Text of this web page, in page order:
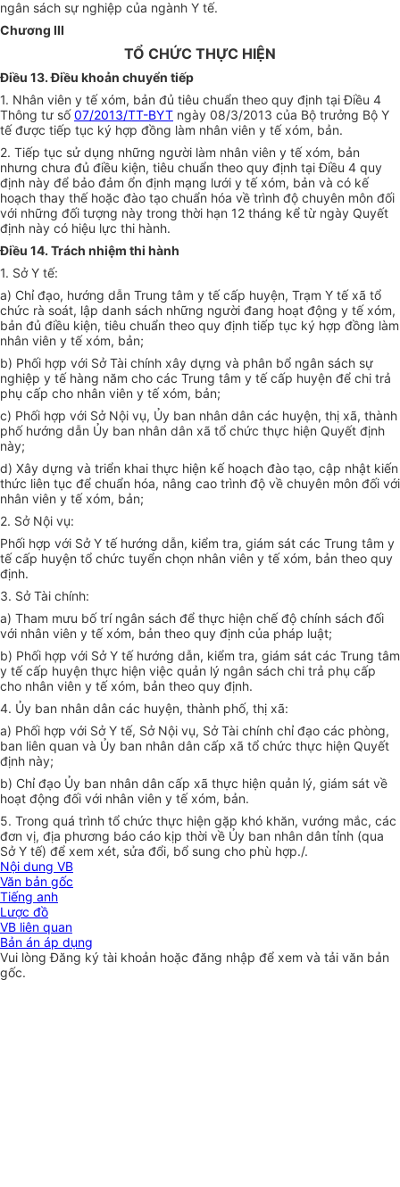
ngân sách sự nghiệp của ngành Y tế.
Chương III
TỔ CHỨC THỰC HIỆN
Điều 13. Điều khoản chuyển tiếp
1. Nhân viên y tế xóm, bản đủ tiêu chuẩn theo quy định tại Điều 4
Thông tư số07/2013/TT-BYT ngày 08/3/2013 của Bộ trưởng Bộ Y
tế được tiếp tục ký hợp đồng làm nhân viên y tế xóm, bản.
2. Tiếp tục sử dụng những người làm nhân viên y tế xóm, bản
nhưng chưa đủ điều kiện, tiêu chuẩn theo quy định tại Điều 4 quy
định này để bảo đảm ổn định mạng lưới y tế xóm, bản và có kế
hoạch thay thế hoặc đào tạo chuẩn hóa về trình độ chuyên môn đối
với những đối tượng này trong thời hạn 12 tháng kể từ ngày Quyết
định này có hiệu lực thi hành.
Điều 14. Trách nhiệm thi hành
1. SởY tế:
a) Chỉ đạo, hướng dẫn Trung tâm y tế cấp huyện, Trạm Y tế xã tổ
chức rà soát, lập danh sách những người đang hoạt động y tế xóm,
bản đủ điều kiện, tiêu chuẩn theo quy định tiếp tục ký hợp đồng làm
nhân viên y tế xóm, bản;
b) Phối hợp với Sở Tài chính xây dựng và phân bổ ngân sách sự
nghiệp y tế hàng năm cho các Trung tâm y tế cấp huyện để chi trả
phụ cấp cho nhân viên y tế xóm, bản;
c) Phối hợp với Sở Nội vụ, Ủy ban nhân dân các huyện, thị xã, thành
phố hướng dẫn Ủy ban nhân dân xã tổ chức thực hiện Quyết định
này;
d) Xây dựng và triển khai thực hiện kế hoạch đào tạo, cập nhật kiến
thức liên tục để chuẩn hóa, nâng cao trình độ về chuyên môn đối với
nhân viên y tế xóm, bản;
2. Sở Nội vụ:
Phối hợp với Sở Y tế hướng dẫn, kiểm tra, giám sát các Trung tâm y
tế cấp huyện tổ chức tuyển chọn nhân viên y tế xóm, bản theo quy
định.
3. Sở Tài chính:
a) Tham mưu bố trí ngân sách để thực hiện chế độ chính sách đối
với nhân viên y tế xóm, bản theo quy định của pháp luật;
b) Phối hợp với Sở Y tế hướng dẫn, kiểm tra, giám sát các Trung tâm
y tế cấp huyện thực hiện việc quản lý ngân sách chi trả phụ cấp
cho nhân viên y tế xóm, bản theo quy định.
4. Ủy ban nhân dân các huyện, thành phố, thị xã:
a) Phối hợp với Sở Y tế, Sở Nội vụ, Sở Tài chính chỉ đạo các phòng,
ban liên quan và Ủy ban nhân dân cấp xã tổ chức thực hiện Quyết
định này;
b) Chỉđạo Ủy ban nhân dân cấp xã thực hiện quản lý, giám sát về
hoạt động đối với nhân viên y tế xóm, bản.
5. Trong quá trình tổ chức thực hiện gặp khó khăn, vướng mắc, các
đơn vị, địa phương báo cáo kịp thời về Ủy ban nhân dân tỉnh (qua
Sở Y tế) để xem xét, sửa đổi, bổ sung cho phù hợp./.
Nội dung VB
Văn bản gốc
Tiếng anh
Lược đồ
VB liên quan
Bản án áp dụng
Vui lòngĐăng ký tài khoản hoặc đăng nhập để xem và tải văn bản
gốc.